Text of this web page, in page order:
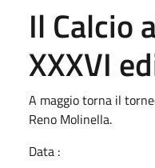
Il Calcio
XXXVI
A maggio torna il
Reno Molinella.
Data :